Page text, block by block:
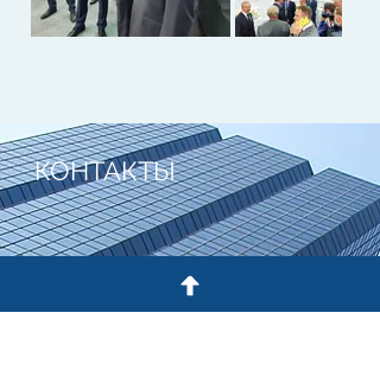
КОНТАКТЫ
450078, Россия, Республика